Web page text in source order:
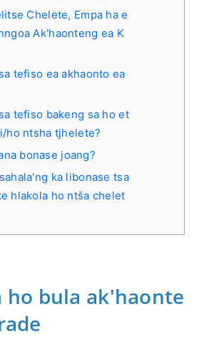
Chelete, Empa ha e
Ak'haonteng ea K
tefiso ea akhaonto ea
tefiso bakeng sa ho et
ho ntsha tjhelete?
bonase joang?
ka libonase tsa
hlakola ho ntša chelet
ho bula ak'haonte